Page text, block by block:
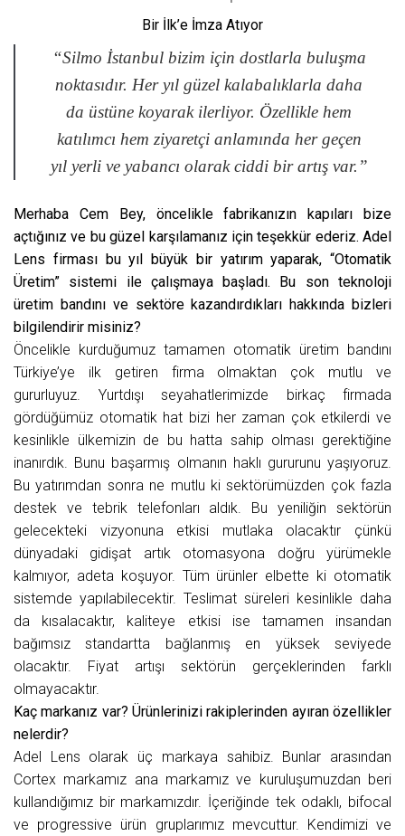
Bir İlk’e İmza Atıyor
“Silmo İstanbul bizim için dostlarla buluşma
noktasıdır. Her yıl güzel kalabalıklarla daha
da üstüne koyarak ilerliyor. Özellikle hem
katılımcı hem ziyaretçi anlamında her geçen
yıl yerli ve yabancı olarak ciddi bir artış var.”
Merhaba Cem Bey, öncelikle fabrikanızın kapıları bize
açtığınız ve bu güzel karşılamanız için teşekkür ederiz. Adel
Lens firması bu yıl büyük bir yatırım yaparak, “Otomatik
Üretim” sistemi ile çalışmaya başladı. Bu son teknoloji
üretim bandını ve sektöre kazandırdıkları hakkında bizleri
bilgilendirir misiniz?
Öncelikle kurduğumuz tamamen otomatik üretim bandını
Türkiye’ye ilk getiren firma olmaktan çok mutlu ve
gururluyuz. Yurtdışı seyahatlerimizde birkaç firmada
gördüğümüz otomatik hat bizi her zaman çok etkilerdi ve
kesinlikle ülkemizin de bu hatta sahip olması gerektiğine
inanırdık. Bunu başarmış olmanın haklı gururunu yaşıyoruz.
Bu yatırımdan sonra ne mutlu ki sektörümüzden çok fazla
destek ve tebrik telefonları aldık. Bu yeniliğin sektörün
gelecekteki vizyonuna etkisi mutlaka olacaktır çünkü
dünyadaki gidişat artık otomasyona doğru yürümekle
kalmıyor, adeta koşuyor. Tüm ürünler elbette ki otomatik
sistemde yapılabilecektir. Teslimat süreleri kesinlikle daha
da kısalacaktır, kaliteye etkisi ise tamamen insandan
bağımsız standartta bağlanmış en yüksek seviyede
olacaktır. Fiyat artışı sektörün gerçeklerinden farklı
olmayacaktır.
Kaç markanız var? Ürünlerinizi rakiplerinden ayıran özellikler
nelerdir?
Adel Lens olarak üç markaya sahibiz. Bunlar arasından
Cortex markamız ana markamız ve kuruluşumuzdan beri
kullandığımız bir markamızdır. İçeriğinde tek odaklı, bifocal
ve progressive ürün gruplarımız mevcuttur. Kendimizi ve